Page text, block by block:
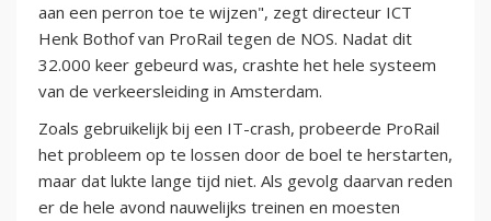
aan een perron toe te wijzen", zegt directeur ICT
Henk Bothof van ProRail tegen de NOS. Nadat dit
32.000 keer gebeurd was, crashte het hele systeem
van de verkeersleiding in Amsterdam.
Zoals gebruikelijk bij een IT-crash, probeerde ProRail
het probleem op te lossen door de boel te herstarten,
maar dat lukte lange tijd niet. Als gevolg daarvan reden
er de hele avond nauwelijks treinen en moesten